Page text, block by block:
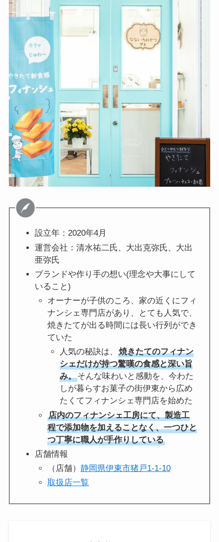
設立年：2020年4月
運営会社：清水祐二氏、大出克弥氏、大出
亜弥氏
ブランドや作り手の想い(理念や大事にして
いること)
オーナーが子供のころ、家の近くにフィ
ナンシェ専門店があり、とても人気で、
焼きたてが出る時間には長い行列ができ
ていた
人気の秘訣は、焼きたてのフィナン
シェだけが持つ驚嘆の食感と深い旨
み。そんな味わいと感動を、今わた
しが暮らすお菓子の街伊東から広め
たくてフィナンシェ専門店を始めた
店内のフィナンシェ工房にて、製造工
程で添加物を加えることなく、一つひと
つ丁寧に職人が手作りしている
店舗情報
（店舗） 静岡県伊東市猪戸1-1-10
取扱店一覧